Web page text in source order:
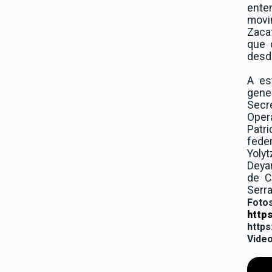
que
A
de